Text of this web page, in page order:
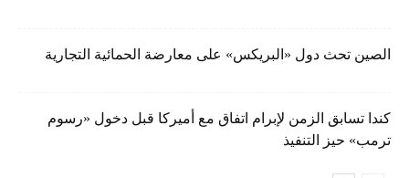
الصين تحث دول «البريكس» على معارضة الحمائية التجارية
كندا تسابق الزمن لإبرام اتفاق مع أميركا قبل دخول «رسوم
ترمب» حيز التنفيذ